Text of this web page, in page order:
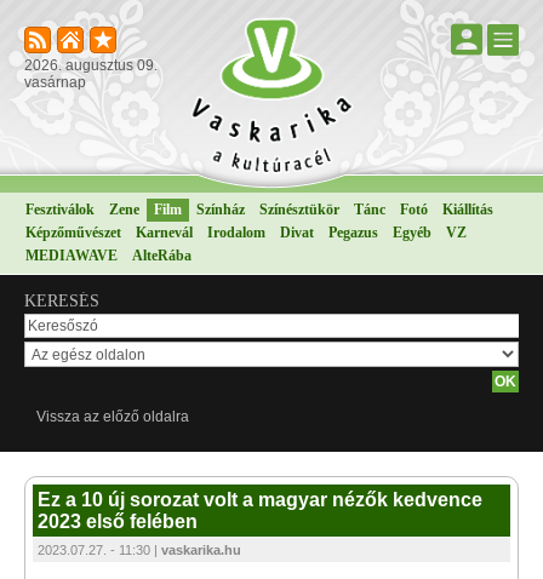
2026. augusztus 09.
vasárnap
Fesztiválok Zene Film Színház Színésztükör Tánc Fotó
Kiállítás
Képzőművészet
Karnevál Irodalom Divat Pegazus Egyéb
VZ
MEDIAWAVE
AlteRába
KERESÉS
Vissza az előző oldalra
Ez a 10 új sorozat volt a magyar nézők kedvence
2023 első felében
2023.07.27. - 11:30 | vaskarika.hu